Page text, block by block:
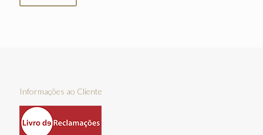
Informações ao Cliente